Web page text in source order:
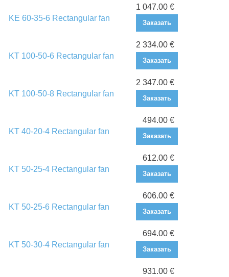
KE 60-35-6 Rectangular fan
1 047.00 €
Заказать
KT 100-50-6 Rectangular fan
2 334.00 €
Заказать
KT 100-50-8 Rectangular fan
2 347.00 €
Заказать
KT 40-20-4 Rectangular fan
494.00 €
Заказать
KT 50-25-4 Rectangular fan
612.00 €
Заказать
KT 50-25-6 Rectangular fan
606.00 €
Заказать
KT 50-30-4 Rectangular fan
694.00 €
Заказать
931.00 €